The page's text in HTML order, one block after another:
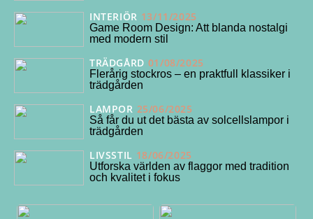
INTERIÖR 13/11/2025
Game Room Design: Att blanda nostalgi
med modern stil
TRÄDGÅRD 01/08/2025
Flerårig stockros – en praktfull klassiker i
trädgården
LAMPOR 25/06/2025
Så får du ut det bästa av solcellslampor i
trädgården
LIVSSTIL 18/06/2025
Utforska världen av flaggor med tradition
och kvalitet i fokus